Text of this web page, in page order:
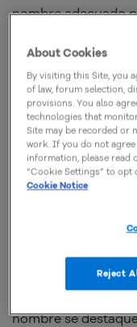
nombre adecuado
memorable,
objetivo.
Sin embargo,
creatividad. Es
nicho de
el nombre
tema para
nombre se
About Cookies
By visiting this Site, you
of law, forum selection,
provisions. You also
technologies that
Site may be recorded or
work. If you do not
information, please read
“Cookie Settings” to opt
Cookie Notice
Reject